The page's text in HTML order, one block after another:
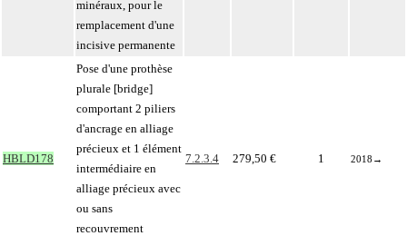
minéraux, pour le
remplacement d'une
incisive permanente
HBLD178
Pose d'une prothèse
plurale [bridge]
comportant 2 piliers
d'ancrage en alliage
précieux et 1 élément
intermédiaire en
alliage précieux avec
ou sans
recouvrement
7.2.3.4 279,50 € 1 2018 →